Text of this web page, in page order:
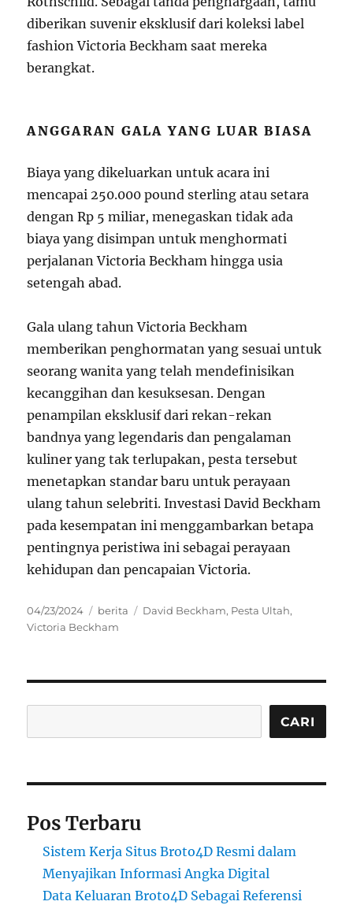
diberikan suvenir eksklusif dari koleksi label
fashion Victoria Beckham saat mereka
berangkat.
ANGGARAN GALA YANG LUAR BIASA
Biaya yang dikeluarkan untuk acara ini
mencapai 250.000 pound sterling atau setara
dengan Rp 5 miliar, menegaskan tidak ada
biaya yang disimpan untuk menghormati
perjalanan Victoria Beckham hingga usia
setengah abad.
Gala ulang tahun Victoria Beckham
memberikan penghormatan yang sesuai untuk
seorang wanita yang telah mendefinisikan
kecanggihan dan kesuksesan. Dengan
penampilan eksklusif dari rekan-rekan
bandnya yang legendaris dan pengalaman
kuliner yang tak terlupakan, pesta tersebut
menetapkan standar baru untuk perayaan
ulang tahun selebriti. Investasi David Beckham
pada kesempatan ini menggambarkan betapa
pentingnya peristiwa ini sebagai perayaan
kehidupan dan pencapaian Victoria.
Posted
on
04/23/2024 Categories
berita Tags
David Beckham, Pesta Ultah,
Victoria Beckham
CARI
Pos Terbaru
Sistem Kerja Situs Broto4D Resmi dalam
Menyajikan Informasi Angka Digital
Data Keluaran Broto4D Sebagai Referensi